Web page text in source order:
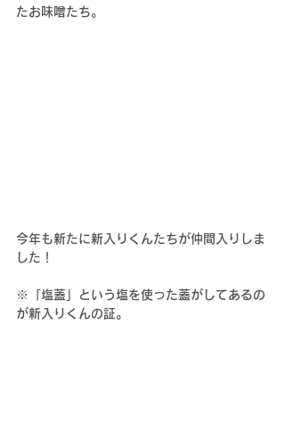
たお味噌たち。
今年も新たに新入りくんたちが仲間入りしま
した！
※「塩蓋」という塩を使った蓋がしてあるの
が新入りくんの証。